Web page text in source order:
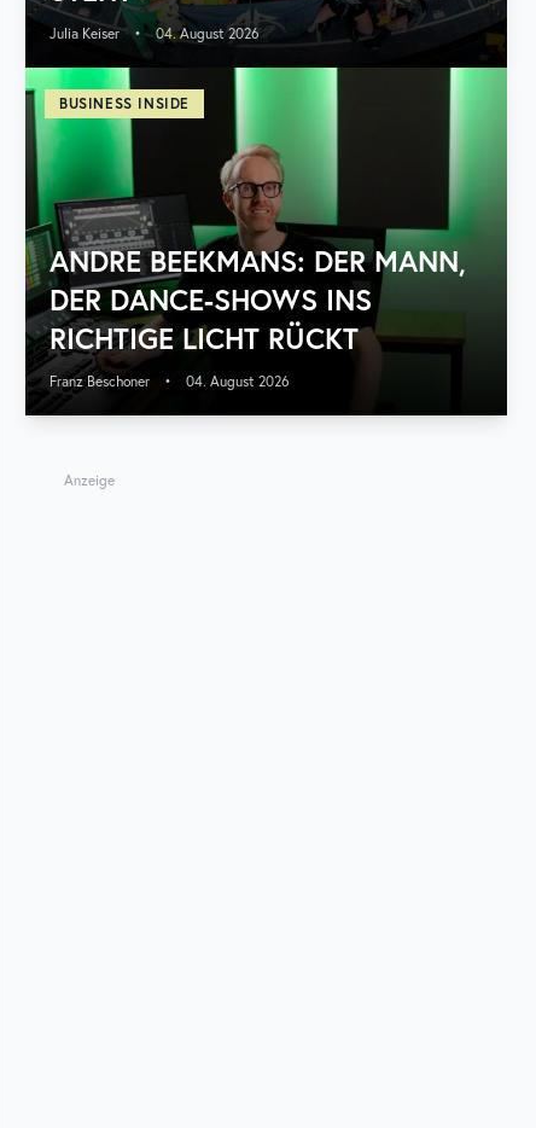
Julia Keiser • 04. August 2026
BUSINESS INSIDE
ANDRE BEEKMANS: DER MANN,
DER DANCE-SHOWS INS
RICHTIGE LICHT RÜCKT
Franz Beschoner • 04. August 2026
Anzeige